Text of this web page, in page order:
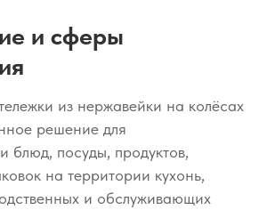
и сферы
из нержавейки на колёсах
решение для
блюд, посуды, продуктов,
на территории кухонь,
и обслуживающих